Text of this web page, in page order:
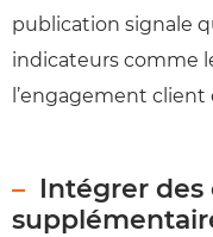
publication signale
indicateurs comme
l’engagement
Intégrer des